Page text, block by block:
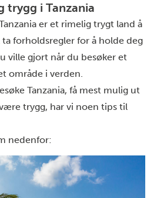
trygg i Tanzania
er et rimelig trygt land å
forholdsregler for å holde deg
ville gjort når du besøker et
område i verden.
Tanzania, få mest mulig ut
trygg, har vi noen tips til
nedenfor: